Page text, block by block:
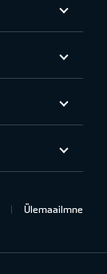
Ülemaailmne